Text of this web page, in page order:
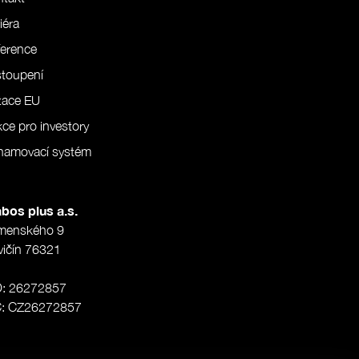
EU
pro investory
systém
plus a.s.
9
76321
26272857
CZ26272857